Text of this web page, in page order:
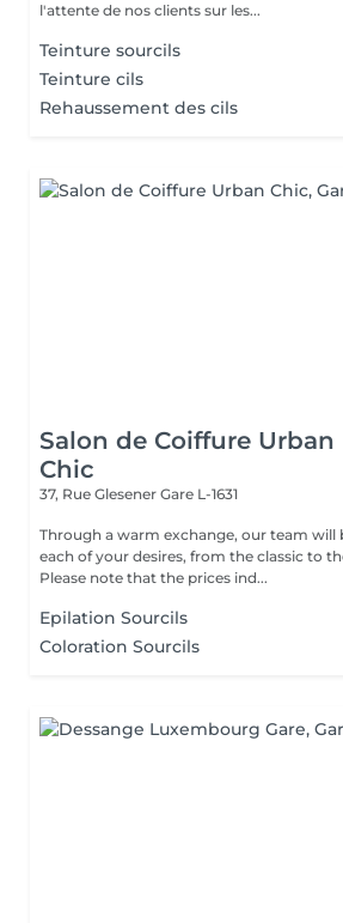
l'attente de nos clients sur les...
Teinture sourcils
Teinture cils
Rehaussement des cils
Salon de Coiffure Urban
Chic
37, Rue Glesener Gare L-1631
Through a warm exchange, our team will
each of your desires, from the classic to
Please note that the prices ind...
Epilation Sourcils
Coloration Sourcils